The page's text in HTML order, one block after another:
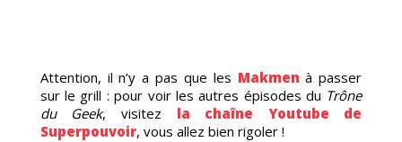
Attention, il n’y a pas que les Makmen à passer
sur le grill : pour voir les autres épisodes du Trône
du Geek, visitez la chaîne Youtube de
Superpouvoir, vous allez bien rigoler !